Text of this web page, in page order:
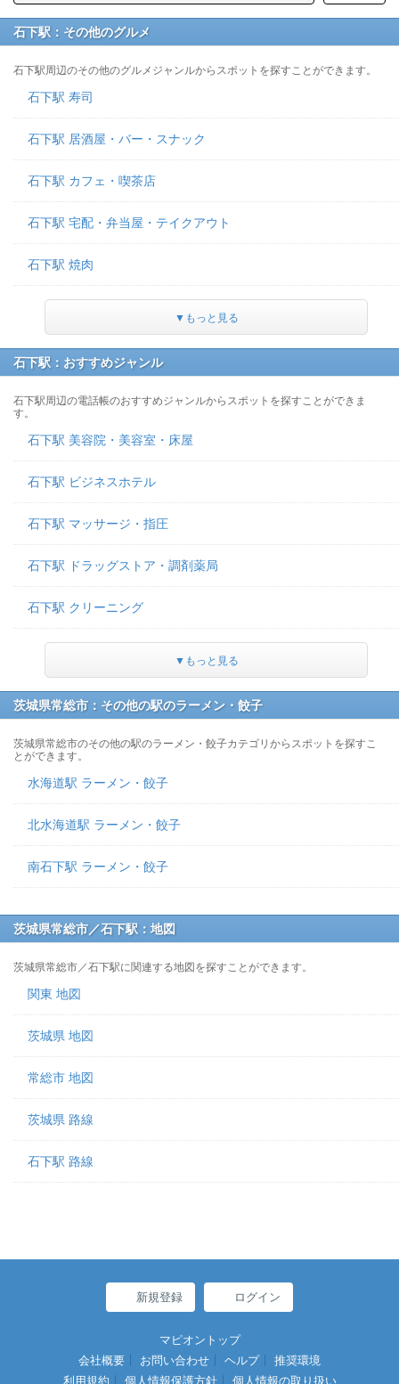
石下駅：その他のグルメ
石下駅周辺のその他のグルメジャンルからスポットを探すことができます。
石下駅 寿司
石下駅 居酒屋・バー・スナック
石下駅 カフェ・喫茶店
石下駅 宅配・弁当屋・テイクアウト
石下駅 焼肉
▼もっと見る
石下駅：おすすめジャンル
石下駅周辺の電話帳のおすすめジャンルからスポットを探すことができま
す。
石下駅 美容院・美容室・床屋
石下駅 ビジネスホテル
石下駅 マッサージ・指圧
石下駅 ドラッグストア・調剤薬局
石下駅 クリーニング
▼もっと見る
茨城県常総市：その他の駅のラーメン・餃子
茨城県常総市のその他の駅のラーメン・餃子カテゴリからスポットを探すこ
とができます。
水海道駅 ラーメン・餃子
北水海道駅 ラーメン・餃子
南石下駅 ラーメン・餃子
茨城県常総市／石下駅：地図
茨城県常総市／石下駅に関連する地図を探すことができます。
関東 地図
茨城県 地図
常総市 地図
茨城県 路線
石下駅 路線
新規登録 ログイン
マピオントップ
会社概要
お問い合わせ ヘルプ
推奨環境
利用規約
個人情報保護方針 個人情報の取り扱い